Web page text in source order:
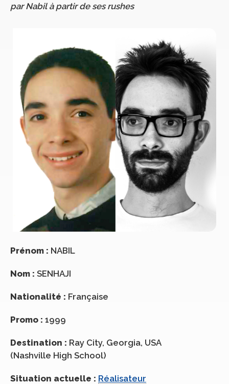
par Nabil à partir de ses rushes
Prénom : NABIL
Nom : SENHAJI
Nationalité : Française
Promo : 1999
Destination : Ray City, Georgia, USA
(Nashville High School)
Situation actuelle : Réalisateur